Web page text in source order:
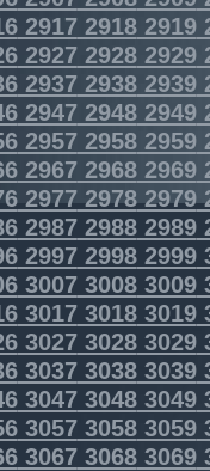
2917 29182919
2927 29282929
2937 29382939
2947 29482949
2957 29582959
2967 29682969
297729782979
298729882989
299729982999
300730083009
301730183019
302730283029
303730383039
304730483049
305730583059
306730683069